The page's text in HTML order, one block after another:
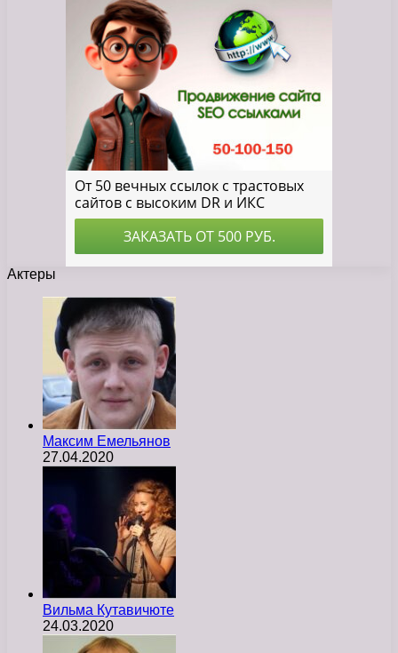
Актеры
Максим Емельянов
27.04.2020
Вильма Кутавичюте
24.03.2020